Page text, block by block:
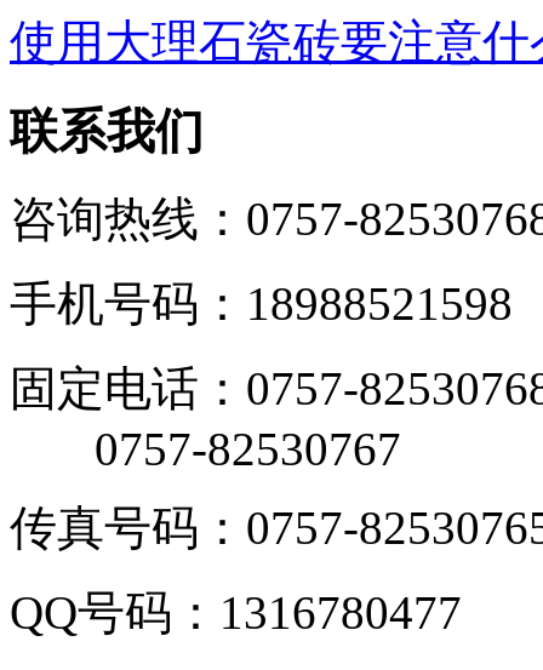
使用大理石瓷砖要注意什
联系我们
咨询热线：0757-
手机号码：18988521598
固定电话：0757-
0757-82530767
传真号码：0757-
QQ号码：1316780477